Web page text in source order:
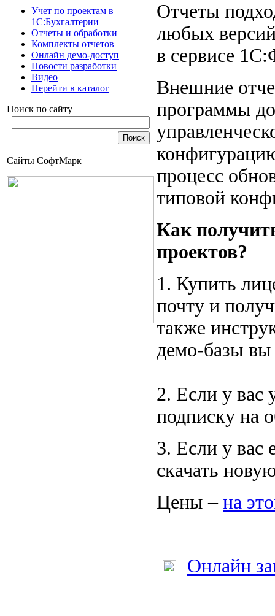
Учет по проектам в
1С:Бухгалтерии
Отчеты и обработки
Комплекты отчетов
Онлайн демо-доступ
Новости разработки
Видео
Перейти в каталог
Поиск по сайту
Сайты СофтМарк
Отчеты
любых
в сервисе
Внешние
программы
процесс
типовой
Как
проектов?
1. Купить
почту и
также
демо-базы вы
2. Если у вас
подписку на
3. Если у вас
скачать
Цены – на
Онлайн